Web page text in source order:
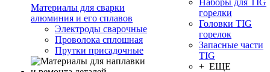
Материалы для сварки
алюминия и его сплавов
Электроды сварочные
Проволока сплошная
Прутки присадочные
Наборы для TIG
горелки
Головки TIG
горелок
Запасные части
TIG
+ ЕЩЕ